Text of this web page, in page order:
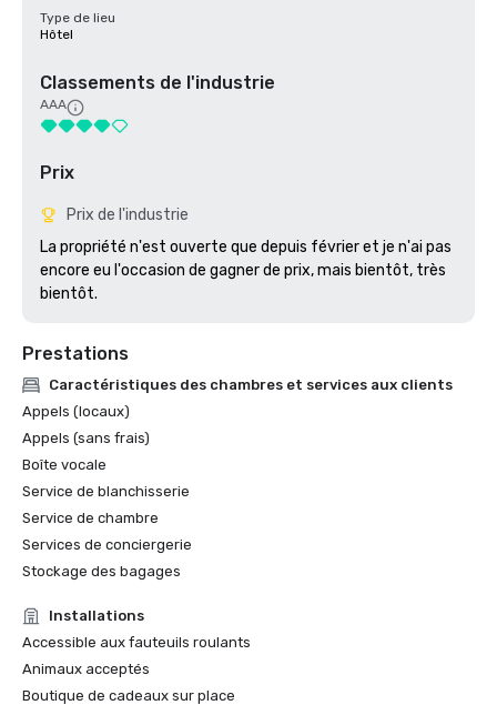
Type de lieu
Hôtel
Classements de l'industrie
AAA
Prix
Prix de l'industrie
La propriété n'est ouverte que depuis février et je n'ai pas
encore eu l'occasion de gagner de prix, mais bientôt, très
bientôt.
Prestations
Caractéristiques des chambres et services aux clients
Appels (locaux)
Appels (sans frais)
Boîte vocale
Service de blanchisserie
Service de chambre
Services de conciergerie
Stockage des bagages
Installations
Accessible aux fauteuils roulants
Animaux acceptés
Boutique de cadeaux sur place